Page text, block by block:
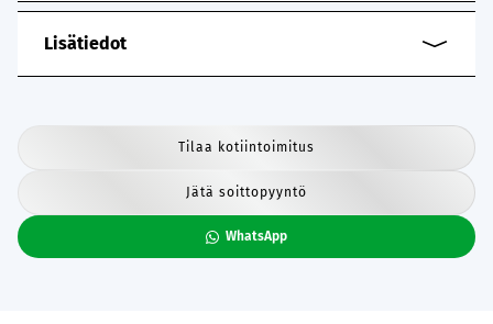
Lisätiedot
Tilaa kotiintoimitus
Jätä soittopyyntö
WhatsApp